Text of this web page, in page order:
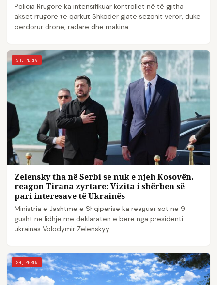
Policia Rrugore ka intensifikuar kontrollet në të gjitha
akset rrugore të qarkut Shkodër gjatë sezonit veror, duke
përdorur dronë, radarë dhe makina…
SHQIPERIA
Zelensky tha në Serbi se nuk e njeh Kosovën,
reagon Tirana zyrtare: Vizita i shërben së
pari interesave të Ukrainës
Ministria e Jashtme e Shqipërisë ka reaguar sot në 9
gusht në lidhje me deklaratën e bërë nga presidenti
ukrainas Volodymir Zelenskyy…
SHQIPERIA